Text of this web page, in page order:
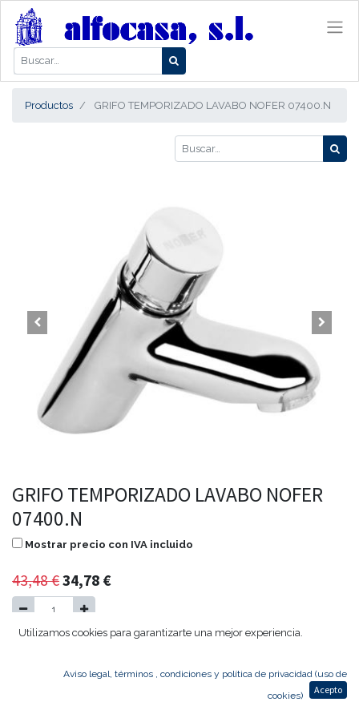
Productos GRIFO TEMPORIZADO LAVABO NOFER 07400.N
GRIFO TEMPORIZADO LAVABO NOFER
07400.N
Mostrar precio con IVA incluido
43,48€34,78 €
Utilizamos cookies para garantizarte una mejor experiencia.
Aviso legal, términos , condiciones y política de privacidad (uso de
cookies)
Acepto